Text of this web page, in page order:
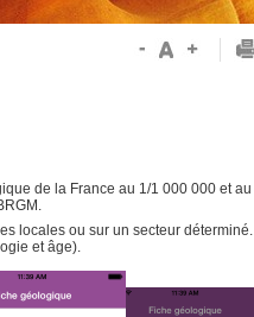
de la France au 1/1 000 000 et au
locales ou sur un secteur déterminé.
et âge).